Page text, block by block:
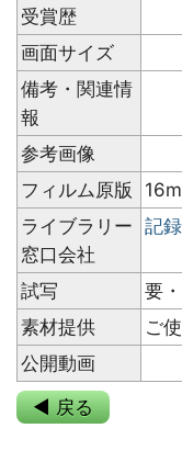
受賞歴
画面サイズ
備考・関連情
報
参考画像
フィルム原版
ライブラリー
窓口会社
記
試写
要
素材提供
ご
公開動画
◀ 戻る